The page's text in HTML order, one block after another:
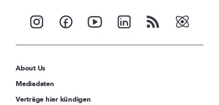
About Us
Mediadaten
Verträge hier kündigen